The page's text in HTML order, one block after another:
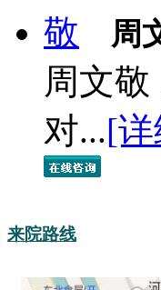
周
周文
对...[
来院路线